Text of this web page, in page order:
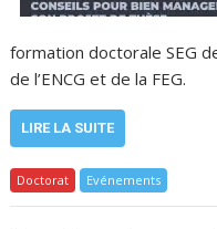
formation doctorale SEG
de l’ENCG et de la FEG.
LIRE LA SUITE
Doctorat Evénements